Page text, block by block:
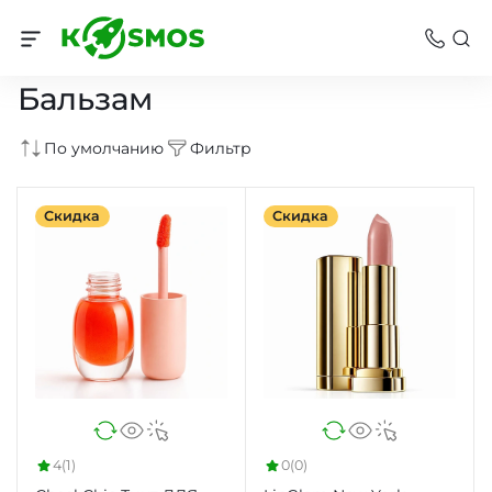
Для губ
Бальзам
По умолчанию Фильтр
Скидка
4(1)
Скидка
0(0)